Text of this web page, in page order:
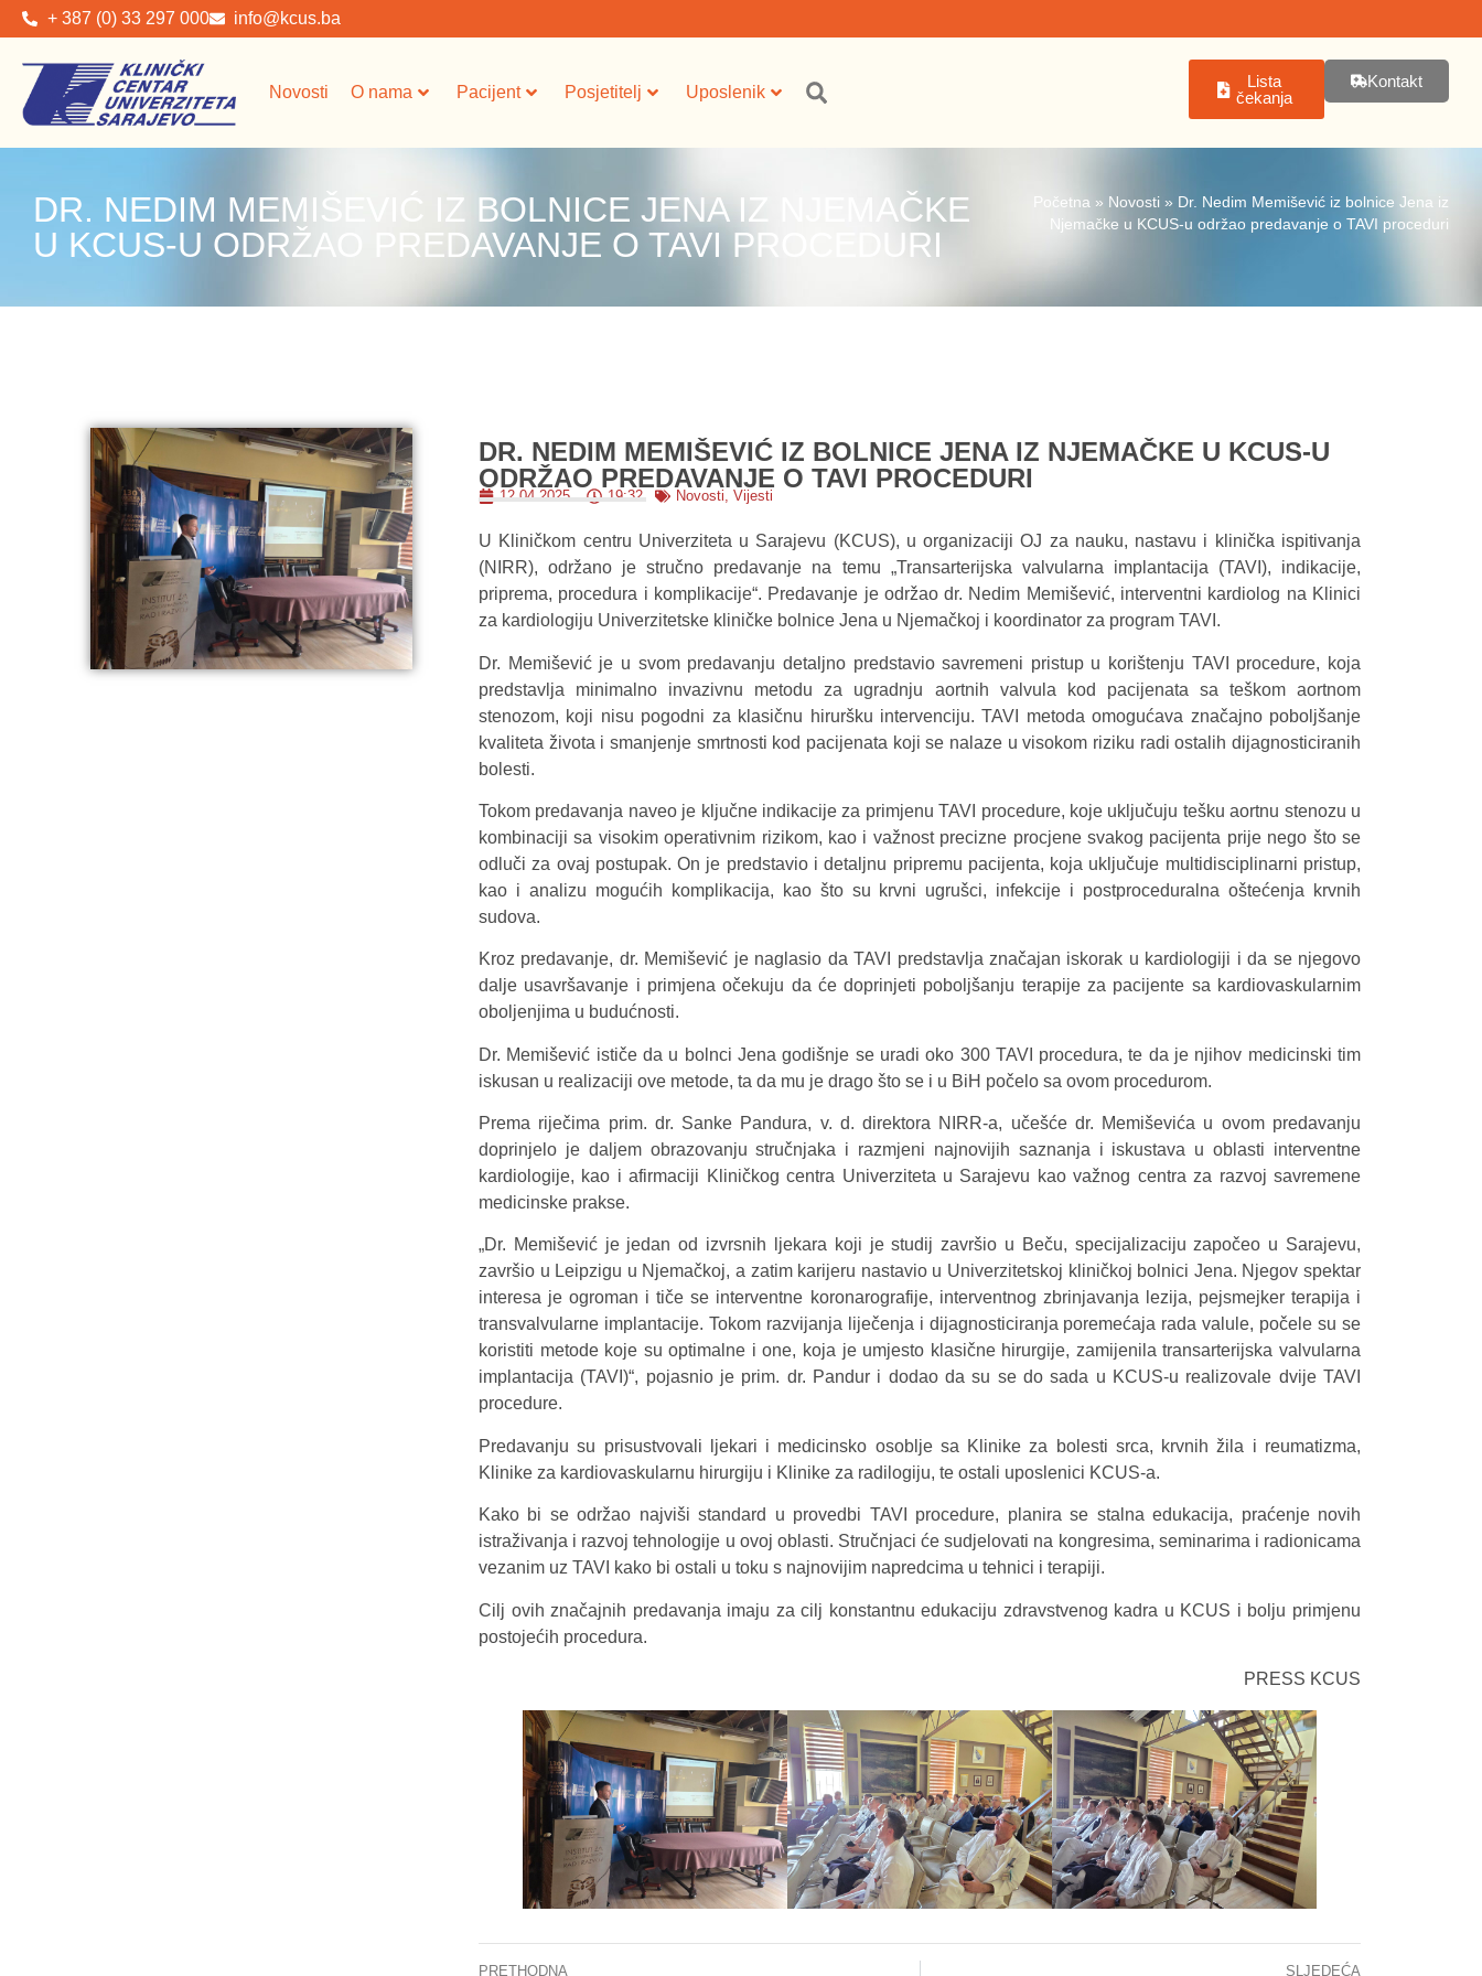
+ 387 (0) 33 297 000 info@kcus.ba
Novosti O nama Pacijent Posjetitelj Uposlenik
Lista
čekanja
Kontakt
DR. NEDIM MEMIŠEVIĆ IZ BOLNICE JENA IZ NJEMAČKE
U KCUS-U ODRŽAO PREDAVANJE O TAVI PROCEDURI
Početna » Novosti » Dr. Nedim Memišević iz bolnice Jena iz
Njemačke u KCUS-u održao predavanje o TAVI proceduri
DR. NEDIM MEMIŠEVIĆ IZ BOLNICE JENA IZ NJEMAČKE U KCUS-U
ODRŽAO PREDAVANJE O TAVI PROCEDURI
12.04.2025. 19:32 Novosti,Vijesti
U Kliničkom centru Univerziteta u Sarajevu (KCUS), u organizaciji OJ za nauku, nastavu i klinička ispitivanja
(NIRR), održano je stručno predavanje na temu „Transarterijska valvularna implantacija (TAVI), indikacije,
priprema, procedura i komplikacije“. Predavanje je održao dr. Nedim Memišević, interventni kardiolog na Klinici
za kardiologiju Univerzitetske kliničke bolnice Jena u Njemačkoj i koordinator za program TAVI.
Dr. Memišević je u svom predavanju detaljno predstavio savremeni pristup u korištenju TAVI procedure, koja
predstavlja minimalno invazivnu metodu za ugradnju aortnih valvula kod pacijenata sa teškom aortnom
stenozom, koji nisu pogodni za klasičnu hiruršku intervenciju. TAVI metoda omogućava značajno poboljšanje
kvaliteta života i smanjenje smrtnosti kod pacijenata koji se nalaze u visokom riziku radi ostalih dijagnosticiranih
bolesti.
Tokom predavanja naveo je ključne indikacije za primjenu TAVI procedure, koje uključuju tešku aortnu stenozu u
kombinaciji sa visokim operativnim rizikom, kao i važnost precizne procjene svakog pacijenta prije nego što se
odluči za ovaj postupak. On je predstavio i detaljnu pripremu pacijenta, koja uključuje multidisciplinarni pristup,
kao i analizu mogućih komplikacija, kao što su krvni ugrušci, infekcije i postproceduralna oštećenja krvnih
sudova.
Kroz predavanje, dr. Memišević je naglasio da TAVI predstavlja značajan iskorak u kardiologiji i da se njegovo
dalje usavršavanje i primjena očekuju da će doprinjeti poboljšanju terapije za pacijente sa kardiovaskularnim
oboljenjima u budućnosti.
Dr. Memišević ističe da u bolnci Jena godišnje se uradi oko 300 TAVI procedura, te da je njihov medicinski tim
iskusan u realizaciji ove metode, ta da mu je drago što se i u BiH počelo sa ovom procedurom.
Prema riječima prim. dr. Sanke Pandura, v. d. direktora NIRR-a, učešće dr. Memiševića u ovom predavanju
doprinjelo je daljem obrazovanju stručnjaka i razmjeni najnovijih saznanja i iskustava u oblasti interventne
kardiologije, kao i afirmaciji Kliničkog centra Univerziteta u Sarajevu kao važnog centra za razvoj savremene
medicinske prakse.
„Dr. Memišević je jedan od izvrsnih ljekara koji je studij završio u Beču, specijalizaciju započeo u Sarajevu,
završio u Leipzigu u Njemačkoj, a zatim karijeru nastavio u Univerzitetskoj kliničkoj bolnici Jena. Njegov spektar
interesa je ogroman i tiče se interventne koronarografije, interventnog zbrinjavanja lezija, pejsmejker terapija i
transvalvularne implantacije. Tokom razvijanja liječenja i dijagnosticiranja poremećaja rada valule, počele su se
koristiti metode koje su optimalne i one, koja je umjesto klasične hirurgije, zamijenila transarterijska valvularna
implantacija (TAVI)“, pojasnio je prim. dr. Pandur i dodao da su se do sada u KCUS-u realizovale dvije TAVI
procedure.
Predavanju su prisustvovali ljekari i medicinsko osoblje sa Klinike za bolesti srca, krvnih žila i reumatizma,
Klinike za kardiovaskularnu hirurgiju i Klinike za radilogiju, te ostali uposlenici KCUS-a.
Kako bi se održao najviši standard u provedbi TAVI procedure, planira se stalna edukacija, praćenje novih
istraživanja i razvoj tehnologije u ovoj oblasti. Stručnjaci će sudjelovati na kongresima, seminarima i radionicama
vezanim uz TAVI kako bi ostali u toku s najnovijim napredcima u tehnici i terapiji.
Cilj ovih značajnih predavanja imaju za cilj konstantnu edukaciju zdravstvenog kadra u KCUS i bolju primjenu
postojećih procedura.
PRESS KCUS
PRETHODNA SLJEDEĆA